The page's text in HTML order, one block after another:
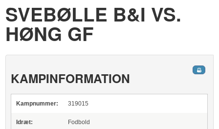
SVEBØLLE B&I VS.
HØNG GF
KAMPINFORMATION
Kampnummer: 319015
Idræt: Fodbold